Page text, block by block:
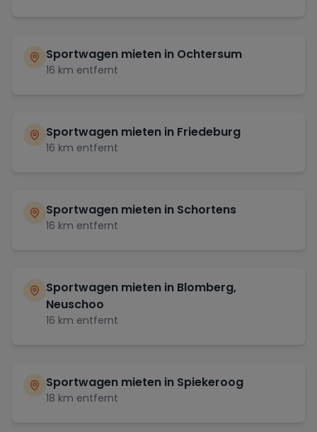
Sportwagen mieten in Ochtersum
16 km entfernt
Sportwagen mieten in Friedeburg
16 km entfernt
Sportwagen mieten in Schortens
16 km entfernt
Sportwagen mieten in Blomberg,
Neuschoo
16 km entfernt
Sportwagen mieten in Spiekeroog
18 km entfernt